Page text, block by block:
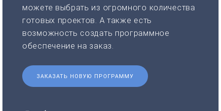
можете выбрать из огромного количества
готовых проектов. А также есть
возможность создать программное
обеспечение на заказ.
ЗАКАЗАТЬ НОВУЮ ПРОГРАММУ